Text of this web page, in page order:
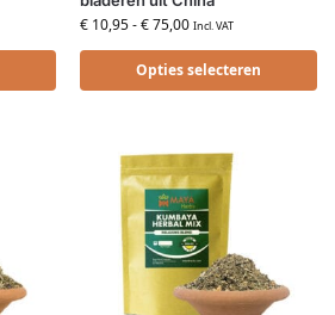
€ 10,95-€75,00 Incl. VAT
Opties selecteren